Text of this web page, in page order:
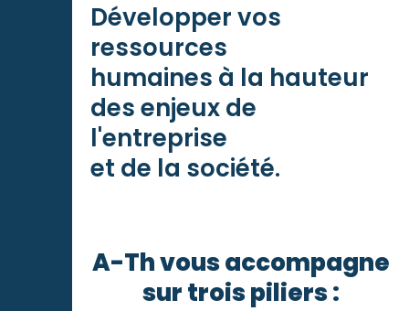
Développer vos
ressources
humaines à la hauteur
des enjeux de
l'entreprise
et de la société.
A-Th vous accompagne
sur trois piliers :